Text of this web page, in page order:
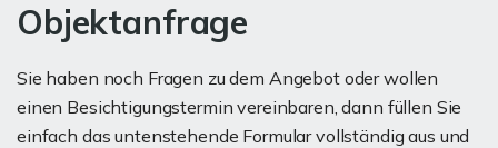
Objektanfrage
Sie haben noch Fragen zu dem Angebot oder wollen
einen Besichtigungstermin vereinbaren, dann füllen Sie
einfach das untenstehende Formular vollständig aus und